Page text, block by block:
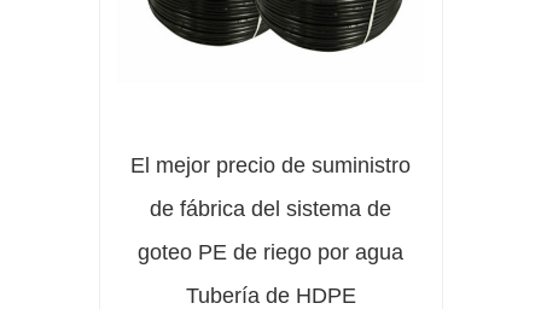
El mejor precio de suministro
de fábrica del sistema de
goteo PE de riego por agua
Tubería de HDPE